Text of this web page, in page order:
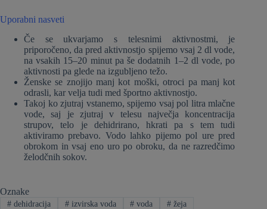
Uporabni nasveti
Če se ukvarjamo s telesnimi aktivnostmi, je
priporočeno, da pred aktivnostjo spijemo vsaj 2 dl vode,
na vsakih 15–20 minut pa še dodatnih 1–2 dl vode, po
aktivnosti pa glede na izgubljeno težo.
Ženske se znojijo manj kot moški, otroci pa manj kot
odrasli, kar velja tudi med športno aktivnostjo.
Takoj ko zjutraj vstanemo, spijemo vsaj pol litra mlačne
vode, saj je zjutraj v telesu največja koncentracija
strupov, telo je dehidrirano, hkrati pa s tem tudi
aktiviramo prebavo. Vodo lahko pijemo pol ure pred
obrokom in vsaj eno uro po obroku, da ne razredčimo
želodčnih sokov.
Oznake
#dehidracija #izvirska voda # voda # žeja